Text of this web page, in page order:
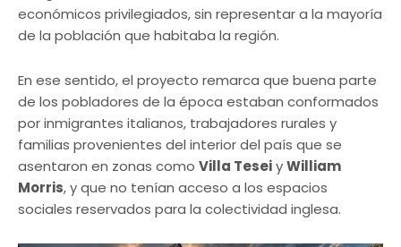
económicos privilegiados, sin representar a la mayoría
de la población que habitaba la región.
En ese sentido, el proyecto remarca que buena parte
de los pobladores de la época estaban conformados
por inmigrantes italianos, trabajadores rurales y
familias provenientes del interior del país que se
asentaron en zonas como Villa TeseiyWilliam
Morris, y que no tenían acceso a los espacios
sociales reservados para la colectividad inglesa.